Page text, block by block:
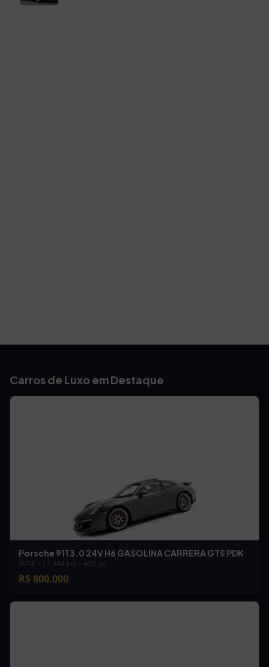
Carros de Luxo em Destaque
Porsche 911 3.0 24V H6 GASOLINA CARRERA GTS PDK
2018 • 17.344 km • 450 cv
R$ 800.000